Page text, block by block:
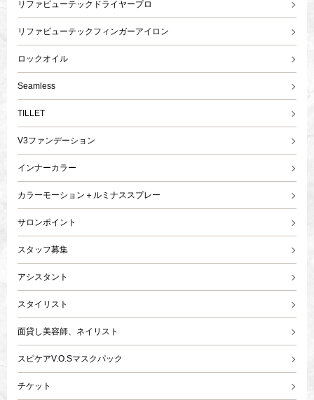
リファビューテックドライヤープロ
リファビューテックフィンガーアイロン
ロックオイル
Seamless
TILLET
V3ファンデーション
インナーカラー
カラーモーション＋ルミナススプレー
サロンポイント
スタッフ募集
アシスタント
スタイリスト
面貸し美容師、ネイリスト
スピケアV.O.Sマスクパック
チケット